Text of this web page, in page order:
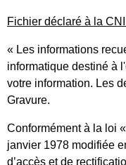
Fichier déclaré à la
« Les informations
informatique destiné à
votre information. Les
Gravure.
Conformément à la loi
janvier 1978 modifiée
d’accès et de